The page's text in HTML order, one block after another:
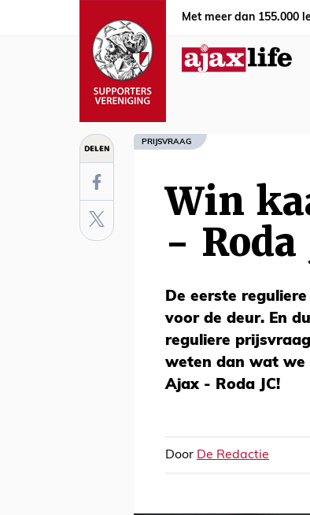
Met meer dan 155.000
DELEN PRIJSVRAAG
Win
- Roda
De eerste
voor de deur. En
reguliere
weten dan wat we
Ajax - Roda JC!
Door De Redactie